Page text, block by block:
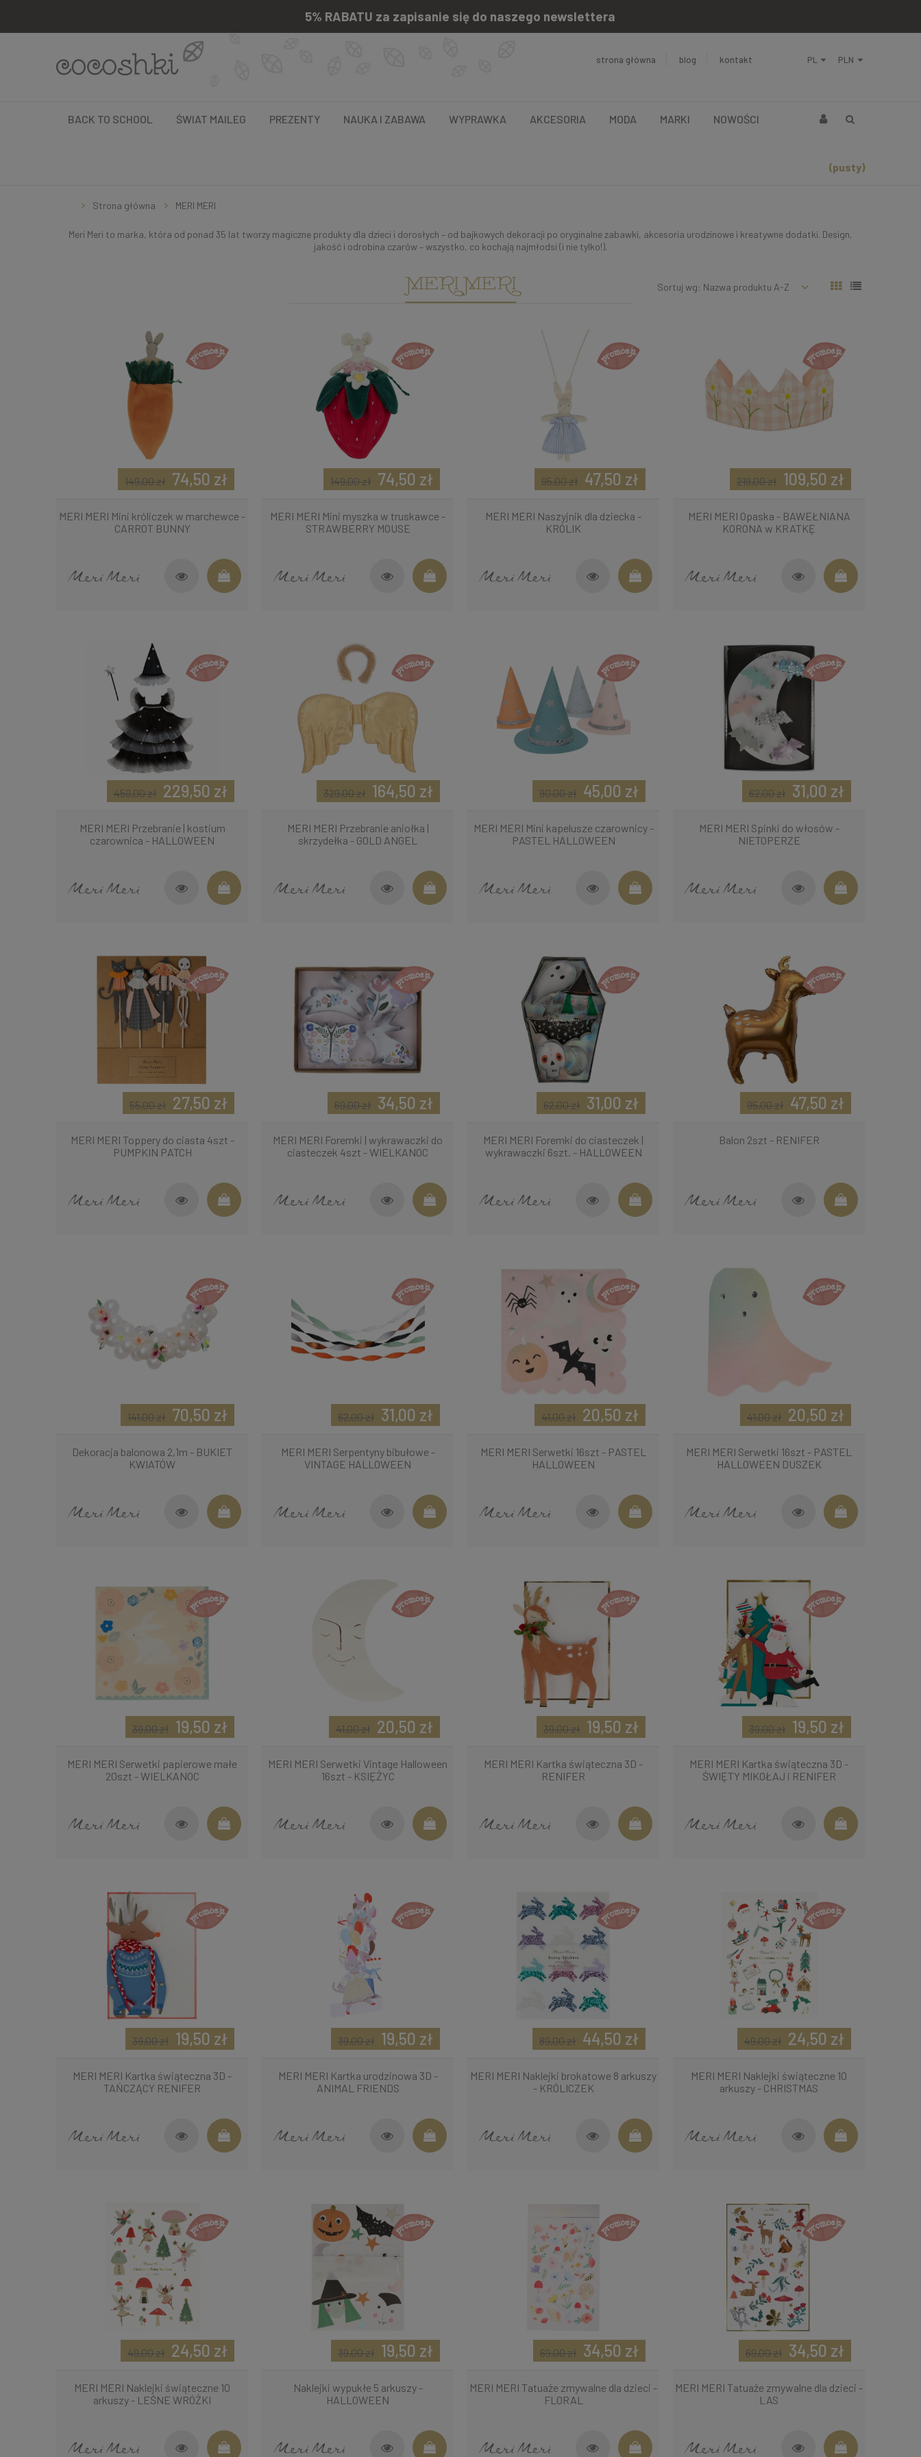
5% RABATU za zapisanie się do naszego newslettera
strona główna blog kontakt
BACK TO SCHOOL ŚWIAT MAILEG PREZENTY NAUKA I ZABAWA WYPRAWKA AKCESORIA MODA MARKI NOWOŚCI
(pusty)
Strona główna MERI MERI
Meri Meri to marka, która od ponad 35 lat tworzy magiczne produkty dla dzieci i dorosłych – od bajkowych dekoracji po oryginalne zabawki, akcesoria urodzinowe i kreatywne dodatki. Design,
jakość i odrobina czarów – wszystko, co kochają najmłodsi (i nie tylko!).
MERI MERI Sortuj wg: Nazwa produktu A-Z
MERI MERI Mini króliczek w marchewce -
CARROT BUNNY
74,50 zł
149,00 zł
MERI MERI Mini myszka w truskawce -
STRAWBERRY MOUSE
74,50 zł
149,00 zł
MERI MERI Naszyjnik dla dziecka -
KRÓLIK
47,50 zł
95,00 zł
MERI MERI Opaska - BAWEŁNIANA
KORONA w KRATKĘ
109,50 zł
219,00 zł
MERI MERI Przebranie | kostium
czarownica - HALLOWEEN
229,50 zł
459,00 zł
MERI MERI Przebranie aniołka |
skrzydełka - GOLD ANGEL
164,50 zł
329,00 zł
MERI MERI Mini kapelusze czarownicy -
PASTEL HALLOWEEN
45,00 zł
90,00 zł
MERI MERI Spinki do włosów -
NIETOPERZE
31,00 zł
62,00 zł
MERI MERI Toppery do ciasta 4szt -
PUMPKIN PATCH
27,50 zł
55,00 zł
MERI MERI Foremki | wykrawaczki do
ciasteczek 4szt - WIELKANOC
34,50 zł
69,00 zł
MERI MERI Foremki do ciasteczek |
wykrawaczki 6szt. - HALLOWEEN
31,00 zł
62,00 zł
Balon 2szt - RENIFER
47,50 zł
95,00 zł
Dekoracja balonowa 2,1m - BUKIET
KWIATÓW
70,50 zł
141,00 zł
MERI MERI Serpentyny bibułowe -
VINTAGE HALLOWEEN
31,00 zł
62,00 zł
MERI MERI Serwetki 16szt - PASTEL
HALLOWEEN
20,50 zł
41,00 zł
MERI MERI Serwetki 16szt - PASTEL
HALLOWEEN DUSZEK
20,50 zł
41,00 zł
MERI MERI Serwetki papierowe małe
20szt - WIELKANOC
19,50 zł
39,00 zł
MERI MERI Serwetki Vintage Halloween
16szt - KSIĘŻYC
20,50 zł
41,00 zł
MERI MERI Kartka świąteczna 3D -
RENIFER
19,50 zł
39,00 zł
MERI MERI Kartka świąteczna 3D -
ŚWIĘTY MIKOŁAJ i RENIFER
19,50 zł
39,00 zł
MERI MERI Kartka świąteczna 3D -
TAŃCZĄCY RENIFER
19,50 zł
39,00 zł
MERI MERI Kartka urodzinowa 3D -
ANIMAL FRIENDS
19,50 zł
39,00 zł
MERI MERI Naklejki brokatowe 8 arkuszy
- KRÓLICZEK
44,50 zł
89,00 zł
MERI MERI Naklejki świąteczne 10
arkuszy - CHRISTMAS
24,50 zł
49,00 zł
MERI MERI Naklejki świąteczne 10
arkuszy - LEŚNE WRÓŻKI
24,50 zł
49,00 zł
Naklejki wypukłe 5 arkuszy -
HALLOWEEN
19,50 zł
39,00 zł
MERI MERI Tatuaże zmywalne dla dzieci -
FLORAL
34,50 zł
69,00 zł
MERI MERI Tatuaże zmywalne dla dzieci -
LAS
34,50 zł
69,00 zł